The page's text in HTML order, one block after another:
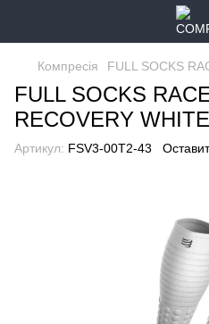
Компресія FULL SOCKS
FULL SOCKS
RECOVERY WHITE
Артикул: FSV3-00T2-43